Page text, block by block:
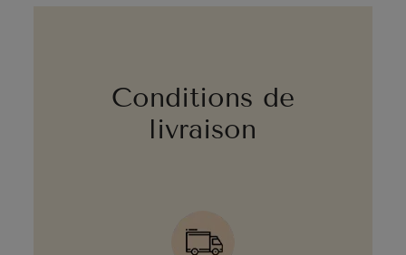
Conditions de
livraison